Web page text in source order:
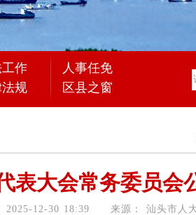
作
人事任免
规 区县之窗
表大会常务委员会
2025-12-30 18:39 来源： 汕头市人